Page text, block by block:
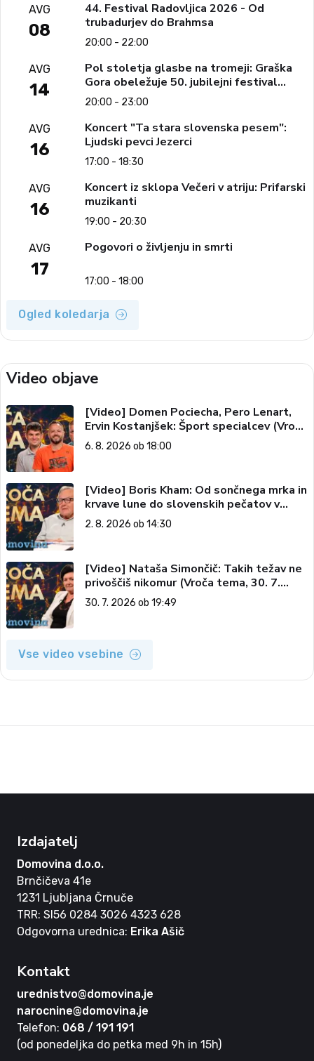
AVG
08
44. Festival Radovljica 2026 - Od
trubadurjev do Brahmsa
20:00 - 22:00
AVG
14
Pol stoletja glasbe na tromeji: Graška
Gora obeležuje 50. jubilejni festival
narodno-zabavne glasbe
20:00 - 23:00
AVG
16
Koncert "Ta stara slovenska pesem":
Ljudski pevci Jezerci
17:00 - 18:30
AVG
16
Koncert iz sklopa Večeri v atriju: Prifarski
muzikanti
19:00 - 20:30
AVG
17
Pogovori o življenju in smrti
17:00 - 18:00
Ogled koledarja
Video objave
[Video] Domen Pociecha, Pero Lenart,
Ervin Kostanjšek: Šport specialcev (Vroča
tema, 6. 8. 2026)
6. 8. 2026 ob 18:00
[Video] Boris Kham: Od sončnega mrka in
krvave lune do slovenskih pečatov v
vesolju (Vroča tema, 2. 8. 2026)
2. 8. 2026 ob 14:30
[Video] Nataša Simončič: Takih težav ne
privoščiš nikomur (Vroča tema, 30. 7.
2026)
30. 7. 2026 ob 19:49
Vse video vsebine
Izdajatelj
Domovina d.o.o.
Brnčičeva 41e
1231 Ljubljana Črnuče
TRR: SI56 0284 3026 4323 628
Odgovorna urednica: Erika Ašič
Kontakt
urednistvo@domovina.je
narocnine@domovina.je
Telefon: 068 / 191 191
(od ponedeljka do petka med 9h in 15h)